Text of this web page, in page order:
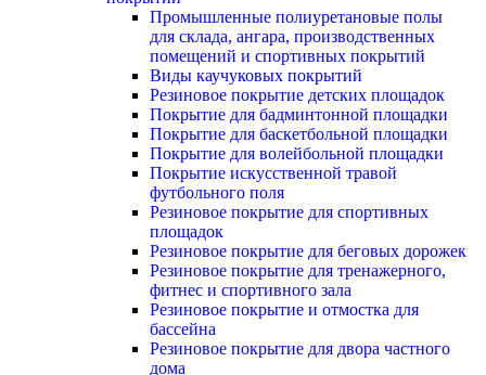
Промышленные полиуретановые полы
для склада, ангара, производственных
помещений и спортивных покрытий
Виды каучуковых покрытий
Резиновое покрытие детских площадок
Покрытие для бадминтонной площадки
Покрытие для баскетбольной площадки
Покрытие для волейбольной площадки
Покрытие искусственной травой
футбольного поля
Резиновое покрытие для спортивных
площадок
Резиновое покрытие для беговых дорожек
Резиновое покрытие для тренажерного,
фитнес и спортивного зала
Резиновое покрытие и отмостка для
бассейна
Резиновое покрытие для двора частного
дома